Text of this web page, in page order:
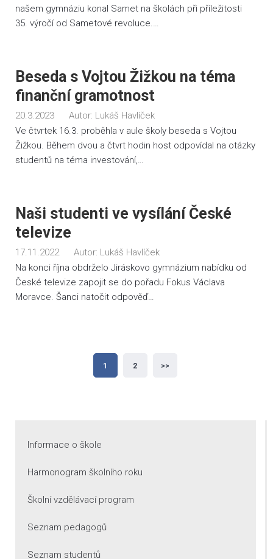
našem gymnáziu konal Samet na školách při příležitosti
35. výročí od Sametové revoluce.…
Beseda s Vojtou Žižkou na téma
finanční gramotnost
20.3.2023 Autor: Lukáš Havlíček
Ve čtvrtek 16.3. proběhla v aule školy beseda s Vojtou
Žižkou. Během dvou a čtvrt hodin host odpovídal na otázky
studentů na téma investování,…
Naši studenti ve vysílání České
televize
17.11.2022 Autor: Lukáš Havlíček
Na konci října obdrželo Jiráskovo gymnázium nabídku od
České televize zapojit se do pořadu Fokus Václava
Moravce. Šanci natočit odpověď…
Stránkování
1 2 >>
Informace o škole
Harmonogram školního roku
Školní vzdělávací program
Seznam pedagogů
Seznam studentů